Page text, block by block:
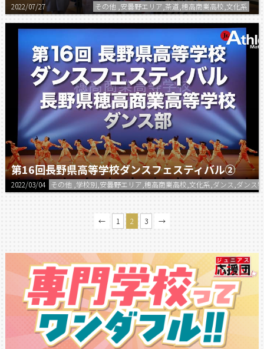
2022/07/27 その他 ,安曇野エリア,茶道,穂高商業高校,文化系
第16回長野県高等学校ダンスフェスティバル②
2022/03/04 その他 ,学校別,安曇野エリア,穂高商業高校,文化系,ダンス,ダンス
← 1 2 3 →